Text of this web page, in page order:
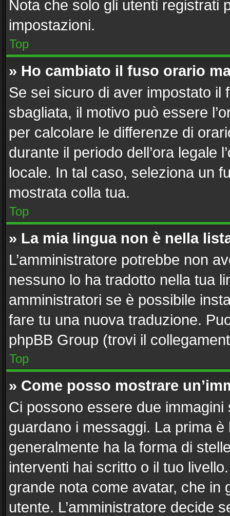
Nota che solo gli utenti registrati
impostazioni.
Top
» Ho cambiato il fuso orario
Se sei sicuro di aver impostato il
sbagliata, il motivo può essere
per calcolare le differenze di
durante il periodo dell’ora legale
locale. In tal caso, seleziona un
mostrata colla tua.
Top
» La mia lingua non è nella
L’amministratore potrebbe non
nessuno lo ha tradotto nella tua
amministratori se è possibile
fare tu una nuova traduzione.
phpBB Group (trovi il
Top
» Come posso mostrare
Ci possono essere due
guardano i messaggi. La prima
generalmente ha la forma di
interventi hai scritto o il tuo
grande nota come avatar, che in
utente. L’amministratore decide